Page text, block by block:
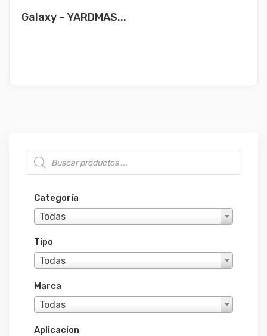
Búsqueda de productos
Categoría
Todas
Tipo
Todas
Marca
Todas
Aplicacion
Galaxy – YARDMAS...